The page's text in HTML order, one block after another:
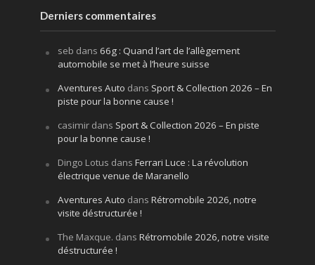
Derniers commentaires
seb dans 66g : Quand l’art de l’allègement
automobile se met à l’heure suisse
Aventures Auto dans Sport & Collection 2026 – En
piste pour la bonne cause !
casimirdans Sport & Collection 2026 – En piste
pour la bonne cause !
Dingo Lotus dans Ferrari Luce : La révolution
électrique venue de Maranello
Aventures Auto dans Rétromobile 2026, notre
visite déstructurée !
The Maxque. dans Rétromobile 2026, notre visite
déstructurée !